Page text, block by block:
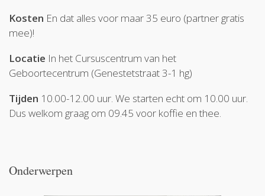
Kosten En dat alles voor maar 35 euro (partner gratis
mee)!
Locatie In het Cursuscentrum van het
Geboortecentrum (Genestetstraat 3-1 hg)
Tijden 10.00-12.00 uur. We starten echt om 10.00 uur.
Dus welkom graag om 09.45 voor koffie en thee.
Onderwerpen